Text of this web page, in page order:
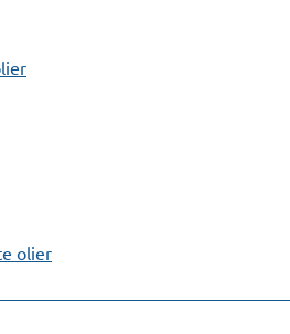
olier